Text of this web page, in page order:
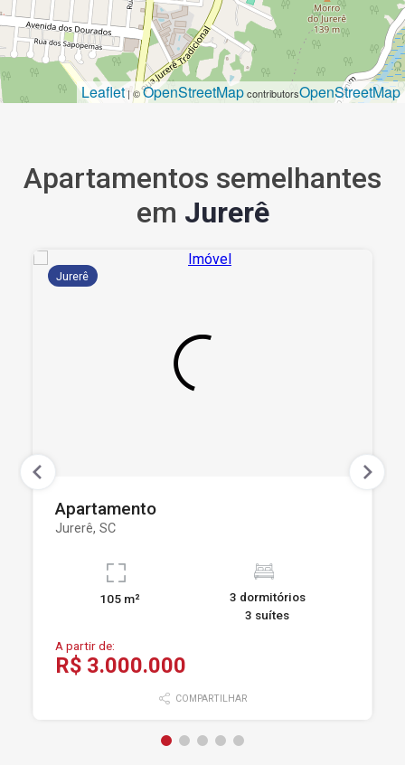
Leaflet | ©OpenStreetMapcontributorsOpenStreetMap
Apartamentos semelhantes
em Jurerê
Jurerê
Apartamento
Jurerê, SC
105 m²
3 dormitórios
3 suítes
A partir de:
R$ 3.000.000
COMPARTILHAR